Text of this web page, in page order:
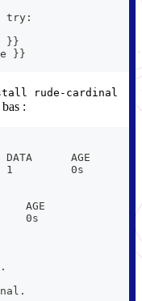
try:
}}
}}
rude-cardinal
:
AGE
1         0s
AGE
0s